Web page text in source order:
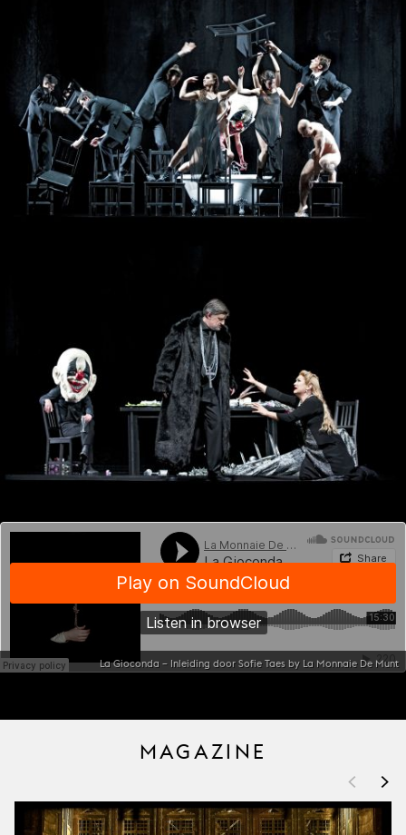
La Gioconda – Inleiding door Sofie Taes by La Monnaie De Munt
MAGAZINE
< >